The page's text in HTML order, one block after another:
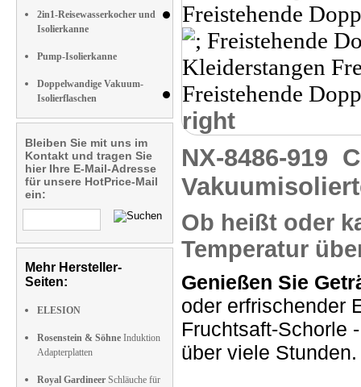
2in1-Reisewasserkocher und
Isolierkanne
Pump-Isolierkanne
Doppelwandige Vakuum-
Isolierflaschen
Bleiben Sie mit uns im
Kontakt und tragen Sie
hier Ihre E-Mail-Adresse
für unsere HotPrice-Mail
ein:
Mehr Hersteller-
Seiten:
ELESION
Rosenstein & Söhne Induktion
Adapterplatten
Royal Gardineer Schläuche für
right
NX-8486-919
Ob heißt oder
Temperatur
Genießen Sie
oder erfrischender
Fruchtsaft-Schorle
über viele Stunden.